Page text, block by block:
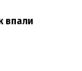
впали